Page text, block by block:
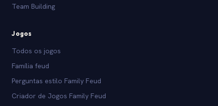
Team Building
Jogos
Todos os jogos
Família feud
Perguntas estilo Family Feud
Criador de Jogos Family Feud